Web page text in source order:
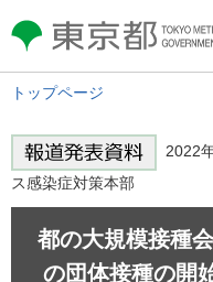
東京都 TOKYO
GOVERNMENT
トップページ
2022
ス感染症対策本部
都の大規模接種
の団体接種の開